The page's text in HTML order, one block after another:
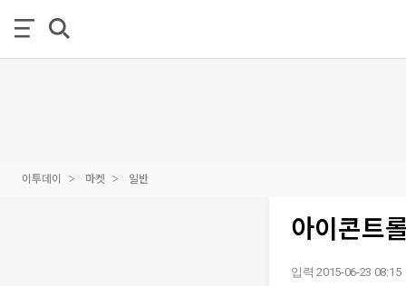
이투데이 마켓 일반
아이콘트
입력 2015-06-23 08:15